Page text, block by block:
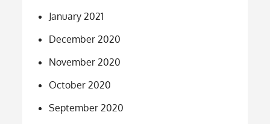
January 2021
December 2020
November 2020
October 2020
September 2020